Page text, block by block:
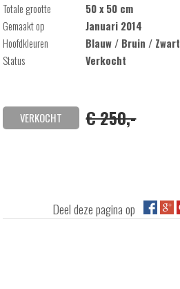
Totale grootte
50 x 50 cm
Gemaakt op
Januari 2014
Hoofdkleuren
Blauw / Bruin / Zwart
Status
Verkocht
VERKOCHT € 250,-
Deel deze pagina op